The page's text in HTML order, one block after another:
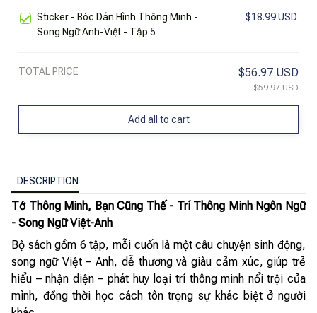
Sticker - Bóc Dán Hình Thông Minh -
Song Ngữ Anh-Việt - Tập 5
$18.99 USD
TOTAL PRICE $56.97 USD
$59.97 USD
Add all to cart
DESCRIPTION
Tớ Thông Minh, Bạn Cũng Thế - Trí Thông Minh Ngôn Ngữ
- Song Ngữ Việt-Anh
Bộ sách gồm 6 tập, mỗi cuốn là một câu chuyện sinh động,
song ngữ Việt – Anh, dễ thương và giàu cảm xúc, giúp trẻ
hiểu – nhận diện – phát huy loại trí thông minh nổi trội của
mình, đồng thời học cách tôn trọng sự khác biệt ở người